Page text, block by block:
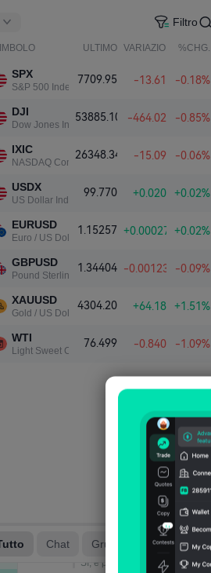
Filtro
ULTIMO VARIAZIONE NETTA.
%CHG.
SPX
S&P 500 Index
7709.95 -13.61 -0.18%
DJI
Dow Jones Industrial Average
53885.10 -464.02 -0.85%
IXIC
NASDAQ Composite Index
26348.34 -15.09 -0.06%
USDX
US Dollar Index
99.770 +0.020 +0.02%
EURUSD
Euro / US Dollar
1.15257 +0.00027 +0.02%
GBPUSD
Pound Sterling / US Dollar
1.34404 -0.00123 -0.09%
XAUUSD
Gold / US Dollar
4304.20 +64.18 +1.51%
WTI
Light Sweet Crude Oil
76.499 -0.840 -1.09%